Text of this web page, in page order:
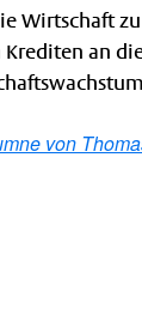
Wirtschaft
an
von